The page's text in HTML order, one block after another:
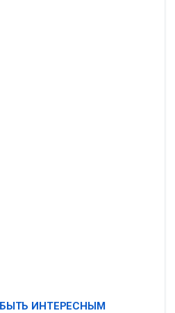
БЫТЬ ИНТЕРЕСНЫМ